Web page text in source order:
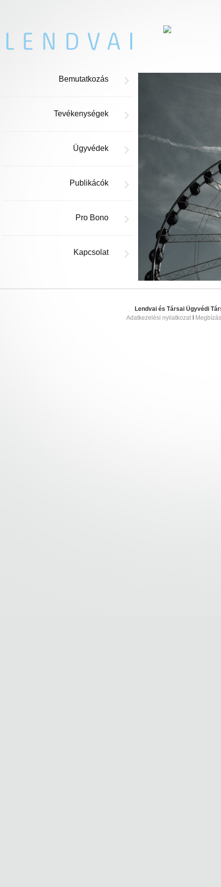
Bemutatkozás
Tevékenységek
Ügyvédek
Publikácók
Pro Bono
Kapcsolat
Lendvai és Társai Ügyvédi
Adatkezelési nyilatkozat